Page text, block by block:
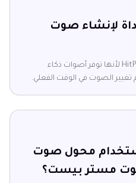
لإنشاء صوت
أفضل أداة هي HitPaw VoicePea لأنها توفر أصوات ذكاء
تغيير الصوت في الوقت الفعلي.
محول صوت
مستر بيست؟